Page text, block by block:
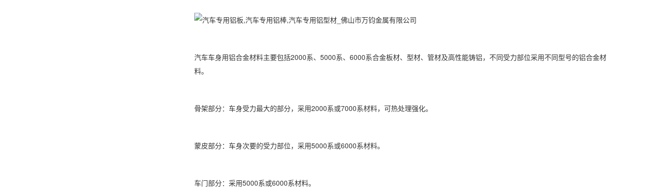
汽车车身用铝合金材料主要包括2000系、5000系、6000系合金板材、型材、管材及高性能铸铝，不同受力部位采用不同型号的铝合金材
料。
骨架部分：车身受力最大的部分，采用2000系或7000系材料，可热处理强化。
蒙皮部分：车身次要的受力部位，采用5000系或6000系材料。
车门部分：采用5000系或6000系材料。